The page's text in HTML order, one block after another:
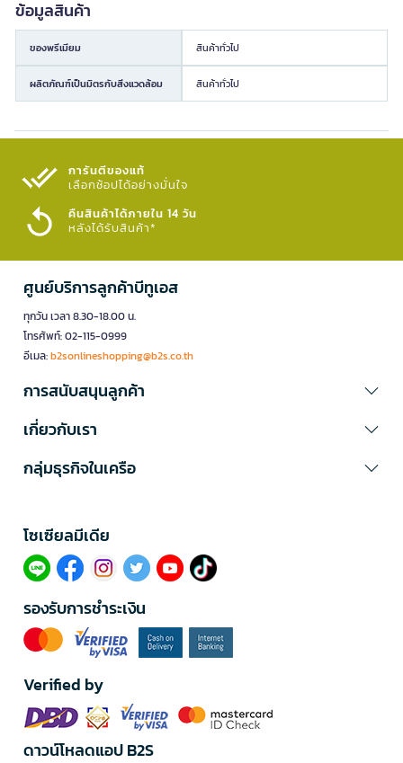
ข้อมูลสินค้า
ของพรีเมียม สินค้าทั่วไป
ผลิตภัณฑ์เป็นมิตรกับสิ่งแวดล้อม สินค้าทั่วไป
การันตีของแท้
เลือกช้อปได้อย่างมั่นใจ​
คืนสินค้าได้ภายใน 14 วัน
หลังได้รับสินค้า*
ศูนย์บริการลูกค้าบีทูเอส
ทุกวัน เวลา 8.30-18.00 น.
โทรศัพท์: 02-115-0999
อีเมล:b2sonlineshopping@b2s.co.th
การสนับสนุนลูกค้า
เกี่ยวกับเรา
กลุ่มธุรกิจในเครือ
โซเซียลมีเดีย​
รองรับการชำระเงิน
Verified by
ดาวน์โหลดแอป B2S